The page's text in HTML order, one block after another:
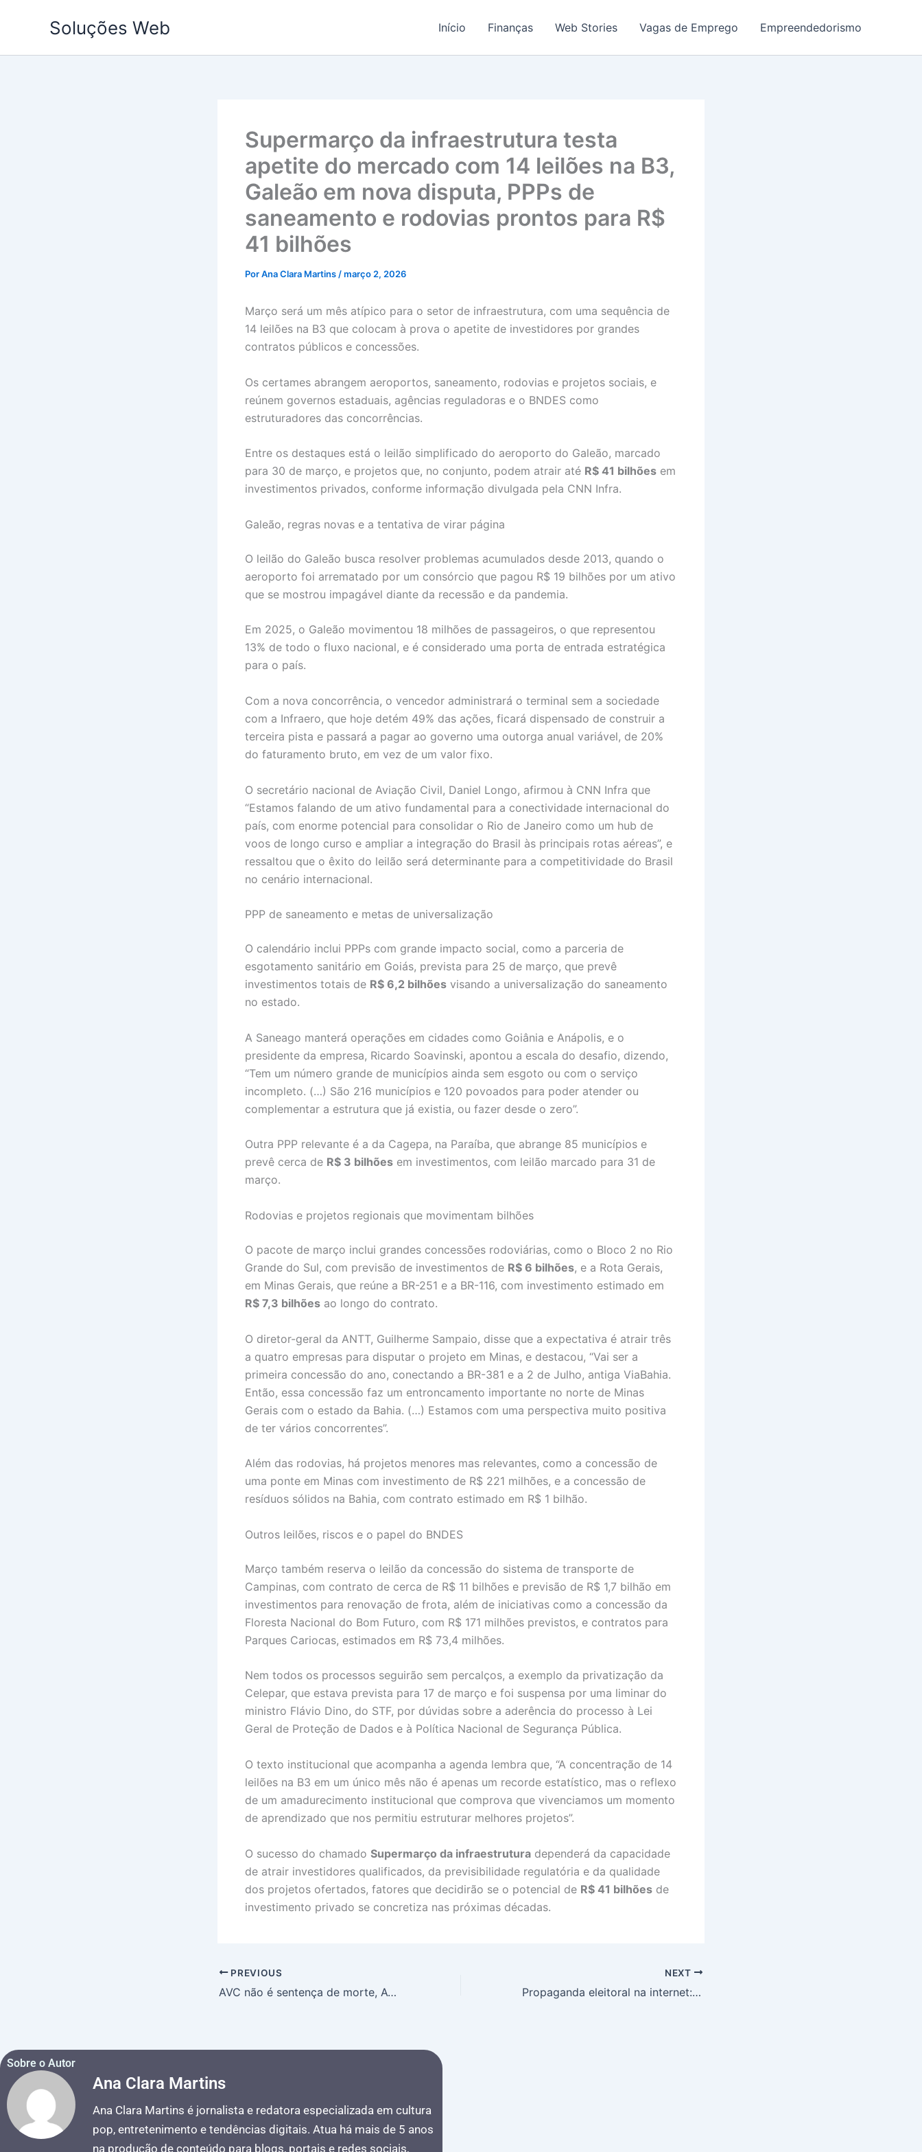
Soluções Web Início Finanças Web Stories Vagas de Emprego Empreendedorismo
Supermarço da infraestrutura testa
apetite do mercado com 14 leilões na B3,
Galeão em nova disputa, PPPs de
saneamento e rodovias prontos para R$
41 bilhões
PorAna Clara Martins /março 2, 2026
Março será um mês atípico para o setor de infraestrutura, com uma sequência de
14 leilões na B3 que colocam à prova o apetite de investidores por grandes
contratos públicos e concessões.
Os certames abrangem aeroportos, saneamento, rodovias e projetos sociais, e
reúnem governos estaduais, agências reguladoras e o BNDES como
estruturadores das concorrências.
Entre os destaques está o leilão simplificado do aeroporto do Galeão, marcado
para 30 de março, e projetos que, no conjunto, podem atrair até R$ 41 bilhões em
investimentos privados, conforme informação divulgada pela CNN Infra.
Galeão, regras novas e a tentativa de virar página
O leilão do Galeão busca resolver problemas acumulados desde 2013, quando o
aeroporto foi arrematado por um consórcio que pagou R$ 19 bilhões por um ativo
que se mostrou impagável diante da recessão e da pandemia.
Em 2025, o Galeão movimentou 18 milhões de passageiros, o que representou
13% de todo o fluxo nacional, e é considerado uma porta de entrada estratégica
para o país.
Com a nova concorrência, o vencedor administrará o terminal sem a sociedade
com a Infraero, que hoje detém 49% das ações, ficará dispensado de construir a
terceira pista e passará a pagar ao governo uma outorga anual variável, de 20%
do faturamento bruto, em vez de um valor fixo.
O secretário nacional de Aviação Civil, Daniel Longo, afirmou à CNN Infra que
“Estamos falando de um ativo fundamental para a conectividade internacional do
país, com enorme potencial para consolidar o Rio de Janeiro como um hub de
voos de longo curso e ampliar a integração do Brasil às principais rotas aéreas”, e
ressaltou que o êxito do leilão será determinante para a competitividade do Brasil
no cenário internacional.
PPP de saneamento e metas de universalização
O calendário inclui PPPs com grande impacto social, como a parceria de
esgotamento sanitário em Goiás, prevista para 25 de março, que prevê
investimentos totais de R$ 6,2 bilhões visando a universalização do saneamento
no estado.
A Saneago manterá operações em cidades como Goiânia e Anápolis, e o
presidente da empresa, Ricardo Soavinski, apontou a escala do desafio, dizendo,
“Tem um número grande de municípios ainda sem esgoto ou com o serviço
incompleto. (…) São 216 municípios e 120 povoados para poder atender ou
complementar a estrutura que já existia, ou fazer desde o zero”.
Outra PPP relevante é a da Cagepa, na Paraíba, que abrange 85 municípios e
prevê cerca de R$ 3 bilhões em investimentos, com leilão marcado para 31 de
março.
Rodovias e projetos regionais que movimentam bilhões
O pacote de março inclui grandes concessões rodoviárias, como o Bloco 2 no Rio
Grande do Sul, com previsão de investimentos de R$ 6 bilhões, e a Rota Gerais,
em Minas Gerais, que reúne a BR-251 e a BR-116, com investimento estimado em
R$ 7,3 bilhões ao longo do contrato.
O diretor-geral da ANTT, Guilherme Sampaio, disse que a expectativa é atrair três
a quatro empresas para disputar o projeto em Minas, e destacou, “Vai ser a
primeira concessão do ano, conectando a BR-381 e a 2 de Julho, antiga ViaBahia.
Então, essa concessão faz um entroncamento importante no norte de Minas
Gerais com o estado da Bahia. (…) Estamos com uma perspectiva muito positiva
de ter vários concorrentes”.
Além das rodovias, há projetos menores mas relevantes, como a concessão de
uma ponte em Minas com investimento de R$ 221 milhões, e a concessão de
resíduos sólidos na Bahia, com contrato estimado em R$ 1 bilhão.
Outros leilões, riscos e o papel do BNDES
Março também reserva o leilão da concessão do sistema de transporte de
Campinas, com contrato de cerca de R$ 11 bilhões e previsão de R$ 1,7 bilhão em
investimentos para renovação de frota, além de iniciativas como a concessão da
Floresta Nacional do Bom Futuro, com R$ 171 milhões previstos, e contratos para
Parques Cariocas, estimados em R$ 73,4 milhões.
Nem todos os processos seguirão sem percalços, a exemplo da privatização da
Celepar, que estava prevista para 17 de março e foi suspensa por uma liminar do
ministro Flávio Dino, do STF, por dúvidas sobre a aderência do processo à Lei
Geral de Proteção de Dados e à Política Nacional de Segurança Pública.
O texto institucional que acompanha a agenda lembra que, “A concentração de 14
leilões na B3 em um único mês não é apenas um recorde estatístico, mas o reflexo
de um amadurecimento institucional que comprova que vivenciamos um momento
de aprendizado que nos permitiu estruturar melhores projetos”.
O sucesso do chamado Supermarço da infraestrutura dependerá da capacidade
de atrair investidores qualificados, da previsibilidade regulatória e da qualidade
dos projetos ofertados, fatores que decidirão se o potencial de R$ 41 bilhões de
investimento privado se concretiza nas próximas décadas.
PREVIOUS
AVC não é sentença de morte, AVC tem tratamento eficaz: avanços, atendimento rápido e equipes multidisciplinares aumentam chances de recuperação, dizem especialistas
NEXT
Propaganda eleitoral na internet: TSE vota regras para 2026, exige remoção imediata de ataques às urnas e impõe transparência sobre anúncios patrocinados
Sobre o Autor
Ana Clara Martins
Ana Clara Martins é jornalista e redatora especializada em cultura
pop, entretenimento e tendências digitais. Atua há mais de 5 anos
na produção de conteúdo para blogs, portais e redes sociais,